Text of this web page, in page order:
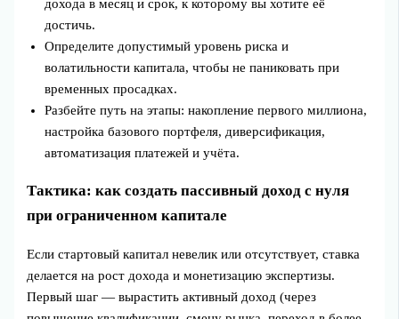
дохода в месяц и срок, к которому вы хотите её
достичь.
Определите допустимый уровень риска и
волатильности капитала, чтобы не паниковать при
временных просадках.
Разбейте путь на этапы: накопление первого миллиона,
настройка базового портфеля, диверсификация,
автоматизация платежей и учёта.
Тактика: как создать пассивный доход с нуля
при ограниченном капитале
Если стартовый капитал невелик или отсутствует, ставка
делается на рост дохода и монетизацию экспертизы.
Первый шаг — вырастить активный доход (через